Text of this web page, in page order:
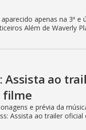
apenas na 3ª e
Além de Waverly
Assista ao
filme
e prévia da
Assista ao trailer oficial